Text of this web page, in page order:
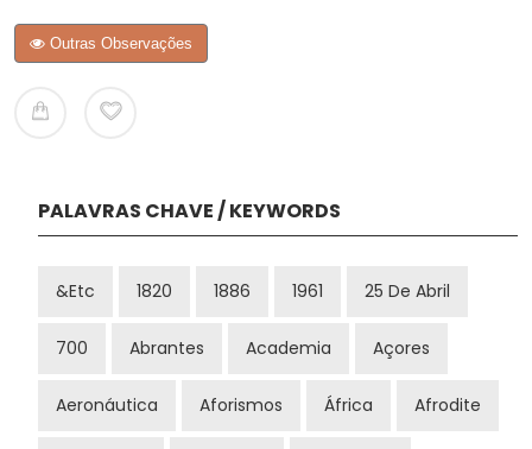
Outras Observações
PALAVRAS CHAVE / KEYWORDS
&etc 1820 1886 1961 25 De Abril
700 Abrantes Academia Açores
Aeronáutica Aforismos África Afrodite